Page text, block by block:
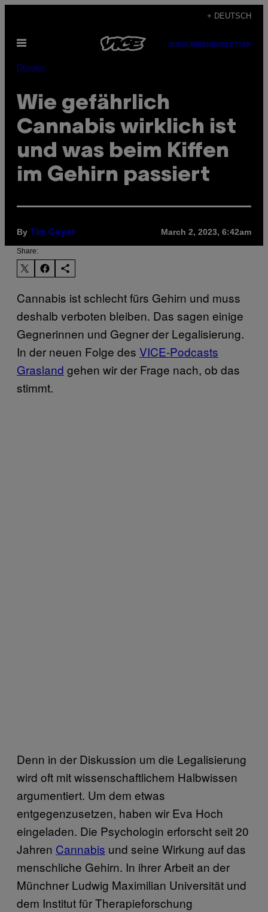
content
+ DEUTSCH
Open
SUBSCRIBENEWSLETTER
Drogen
Wie gefährlich
Cannabis wirklich ist
und was beim Kiffen
im Gehirn passiert
By Tim Geyer March 2, 2023, 6:42am
Share:
Cannabis ist schlecht fürs Gehirn und muss
deshalb verboten bleiben. Das sagen einige
Gegnerinnen und Gegner der Legalisierung.
In der neuen Folge des VICE-Podcasts
Grasland gehen wir der Frage nach, ob das
stimmt.
Denn in der Diskussion um die Legalisierung
wird oft mit wissenschaftlichem Halbwissen
argumentiert. Um dem etwas
entgegenzusetzen, haben wir Eva Hoch
eingeladen. Die Psychologin erforscht seit 20
Jahren Cannabis und seine Wirkung auf das
menschliche Gehirn. In ihrer Arbeit an der
Münchner Ludwig Maximilian Universität und
dem Institut für Therapieforschung